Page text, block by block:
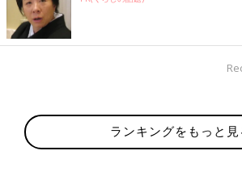
ランキングをもっと見